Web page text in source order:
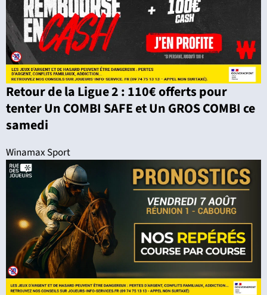
Retour de la Ligue 2 : 110€ offerts pour
tenter Un COMBI SAFE et Un GROS COMBI ce
samedi
Winamax Sport